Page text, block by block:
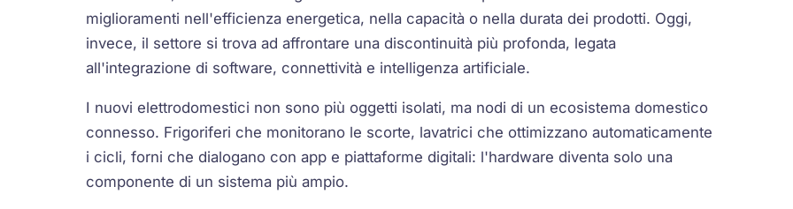
miglioramenti nell'efficienza energetica, nella capacità o nella durata dei prodotti. Oggi,
invece, il settore si trova ad affrontare una discontinuità più profonda, legata
all'integrazione di software, connettività e intelligenza artificiale.
I nuovi elettrodomestici non sono più oggetti isolati, ma nodi di un ecosistema domestico
connesso. Frigoriferi che monitorano le scorte, lavatrici che ottimizzano automaticamente
i cicli, forni che dialogano con app e piattaforme digitali: l'hardware diventa solo una
componente di un sistema più ampio.